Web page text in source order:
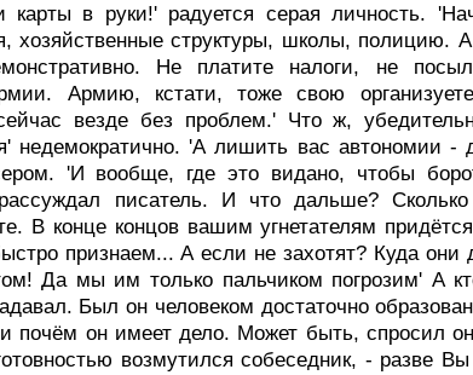
в руки!' радуется серая личность.
хозяйственные структуры, школы, полицию.
Hе платите налоги, не
Армию, кстати, тоже свою
везде без проблем.' Что ж,
недемократично. 'А лишить вас автономии -
'И вообще, где это видано, чтобы
писатель. И что дальше?
В конце концов вашим угнетателям
признаем... А если не захотят? Куда они
Да мы им только пальчиком погрозим' А
Был он человеком достаточно
почём он имеет дело. Может быть, спросил
возмутился собеседник, - разве Вы